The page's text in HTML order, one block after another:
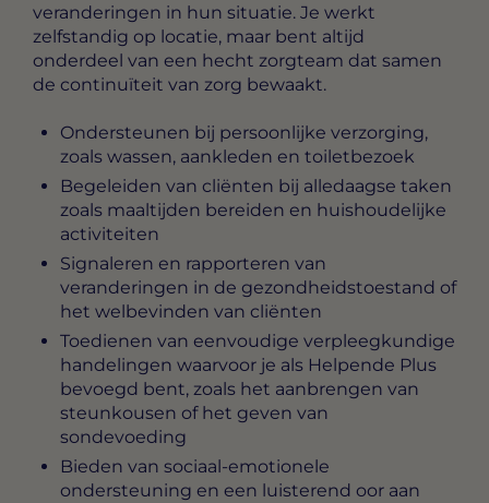
veranderingen in hun situatie. Je werkt
zelfstandig op locatie, maar bent altijd
onderdeel van een hecht zorgteam dat samen
de continuïteit van zorg bewaakt.
Ondersteunen bij persoonlijke verzorging,
zoals wassen, aankleden en toiletbezoek
Begeleiden van cliënten bij alledaagse taken
zoals maaltijden bereiden en huishoudelijke
activiteiten
Signaleren en rapporteren van
veranderingen in de gezondheidstoestand of
het welbevinden van cliënten
Toedienen van eenvoudige verpleegkundige
handelingen waarvoor je als Helpende Plus
bevoegd bent, zoals het aanbrengen van
steunkousen of het geven van
sondevoeding
Bieden van sociaal-emotionele
ondersteuning en een luisterend oor aan